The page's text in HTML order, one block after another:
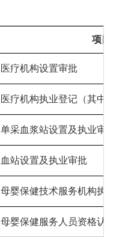
项目
医疗机构设置审批
医疗机构执业登记（其中
单采血浆站设置及执业审批
血站设置及执业审批
母婴保健技术服务机构执业许
母婴保健服务人员资格认定